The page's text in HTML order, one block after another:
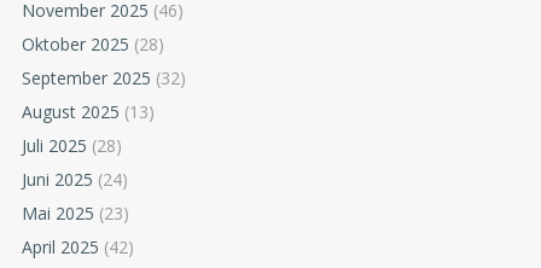
November 2025 (46)
Oktober 2025 (28)
September 2025 (32)
August 2025 (13)
Juli 2025 (28)
Juni 2025 (24)
Mai 2025 (23)
April 2025 (42)